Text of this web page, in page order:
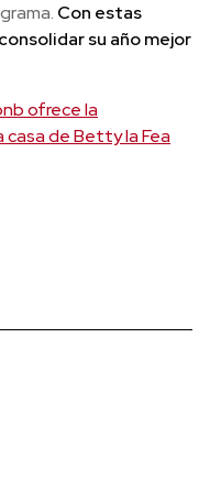
Con estas
su año mejor
ofrece la
de Betty la Fea